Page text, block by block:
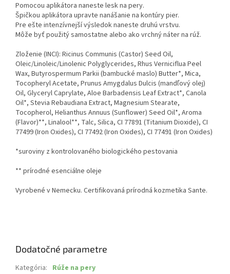
Pomocou aplikátora naneste lesk na pery.
Špičkou aplikátora upravte nanášanie na kontúry pier.
Pre ešte intenzívnejší výsledok naneste druhú vrstvu.
Môže byť použitý samostatne alebo ako vrchný náter na rúž.
Zloženie (INCI): Ricinus Communis (Castor) Seed Oil,
Oleic/Linoleic/Linolenic Polyglycerides, Rhus Verniciflua Peel
Wax, Butyrospermum Parkii (bambucké maslo) Butter*, Mica,
Tocopheryl Acetate, Prunus Amygdalus Dulcis (mandľový olej)
Oil, Glyceryl Caprylate, Aloe Barbadensis Leaf Extract*, Canola
Oil*, Stevia Rebaudiana Extract, Magnesium Stearate,
Tocopherol, Helianthus Annuus (Sunflower) Seed Oil*, Aroma
(Flavor)**, Linalool**, Talc, Silica, CI 77891 (Titanium Dioxide), CI
77499 (Iron Oxides), CI 77492 (Iron Oxides), CI 77491 (Iron Oxides)
*suroviny z kontrolovaného biologického pestovania
** prírodné esenciálne oleje
Vyrobené v Nemecku. Certifikovaná prírodná kozmetika Sante.
Dodatočné parametre
Kategória: Rúže na pery